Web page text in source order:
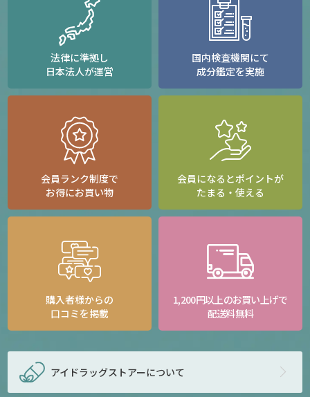
法律に準拠し
日本法人が運営
国内検査機関にて
成分鑑定を実施
会員ランク制度で
お得にお買い物
会員になるとポイントが
たまる・使える
購入者様からの
口コミを掲載
1,200円以上のお買い上げで
配送料無料
アイドラッグストアーについて